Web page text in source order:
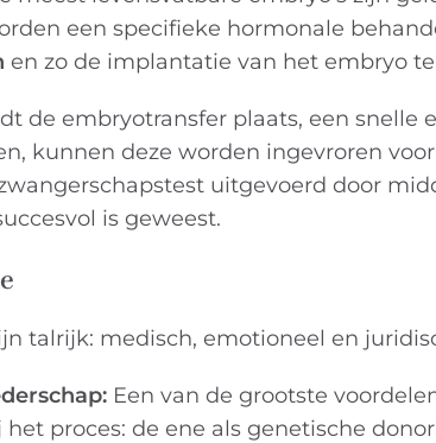
een specifieke hormonale
en zo de implantatie van het embryo
de embryotransfer plaats, een snelle
kunnen deze worden ingevroren
uitgevoerd door
is geweest.
talrijk: medisch, emotioneel en
Een van de grootste
proces: de ene als genetische